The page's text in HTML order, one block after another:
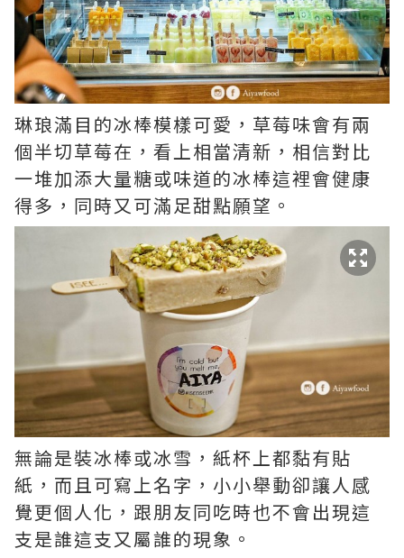
琳琅滿目的冰棒模樣可愛，草莓味會有兩
個半切草莓在，看上相當清新，相信對比
一堆加添大量糖或味道的冰棒這裡會健康
得多，同時又可滿足甜點願望。
無論是裝冰棒或冰雪，紙杯上都黏有貼
紙，而且可寫上名字，小小舉動卻讓人感
覺更個人化，跟朋友同吃時也不會出現這
支是誰這支又屬誰的現象。